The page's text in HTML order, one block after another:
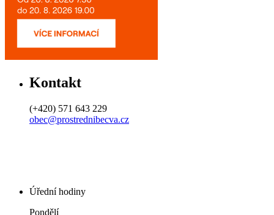
Kontakt
(+420) 571 643 229
obec@prostrednibecva.cz
Úřední hodiny
Pondělí